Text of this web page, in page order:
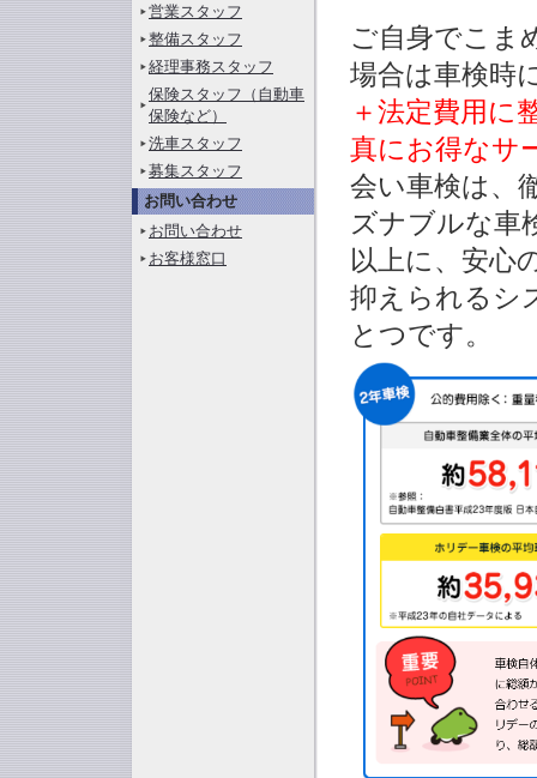
営業スタッフ
整備スタッフ
経理事務スタッフ
保険スタッフ（自動車
保険など）
洗車スタッフ
募集スタッフ
お問い合わせ
お問い合わせ
お客様窓口
ご自身でこま
場合は車検時
＋法定費用に
真にお得なサ
会い車検は、
ズナブルな車
以上に、安心
抑えられるシ
とつです。